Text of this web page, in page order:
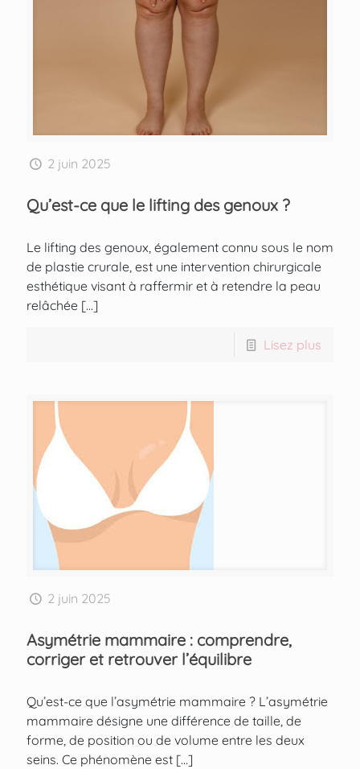
2 juin 2025
Qu’est-ce que le lifting des genoux ?
Le lifting des genoux, également connu sous le nom
de plastie crurale, est une intervention chirurgicale
esthétique visant à raffermir et à retendre la peau
relâchée […]
Lisez plus
2 juin 2025
Asymétrie mammaire : comprendre,
corriger et retrouver l’équilibre
Qu’est-ce que l’asymétrie mammaire ? L’asymétrie
mammaire désigne une différence de taille, de
forme, de position ou de volume entre les deux
seins. Ce phénomène est […]